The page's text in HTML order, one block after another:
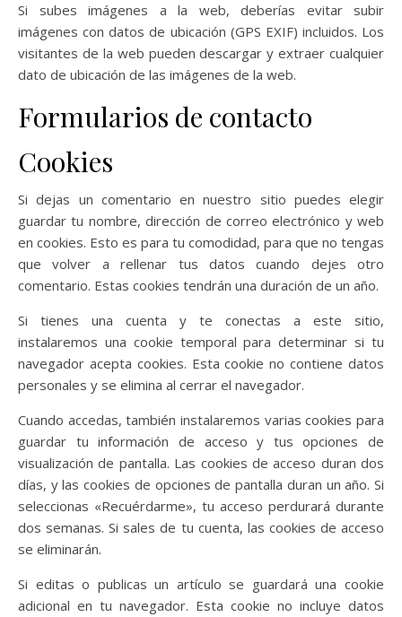
Si subes imágenes a la web, deberías evitar subir
imágenes con datos de ubicación (GPS EXIF) incluidos. Los
visitantes de la web pueden descargar y extraer cualquier
dato de ubicación de las imágenes de la web.
Formularios de contacto
Cookies
Si dejas un comentario en nuestro sitio puedes elegir
guardar tu nombre, dirección de correo electrónico y web
en cookies. Esto es para tu comodidad, para que no tengas
que volver a rellenar tus datos cuando dejes otro
comentario. Estas cookies tendrán una duración de un año.
Si tienes una cuenta y te conectas a este sitio,
instalaremos una cookie temporal para determinar si tu
navegador acepta cookies. Esta cookie no contiene datos
personales y se elimina al cerrar el navegador.
Cuando accedas, también instalaremos varias cookies para
guardar tu información de acceso y tus opciones de
visualización de pantalla. Las cookies de acceso duran dos
días, y las cookies de opciones de pantalla duran un año. Si
seleccionas «Recuérdarme», tu acceso perdurará durante
dos semanas. Si sales de tu cuenta, las cookies de acceso
se eliminarán.
Si editas o publicas un artículo se guardará una cookie
adicional en tu navegador. Esta cookie no incluye datos